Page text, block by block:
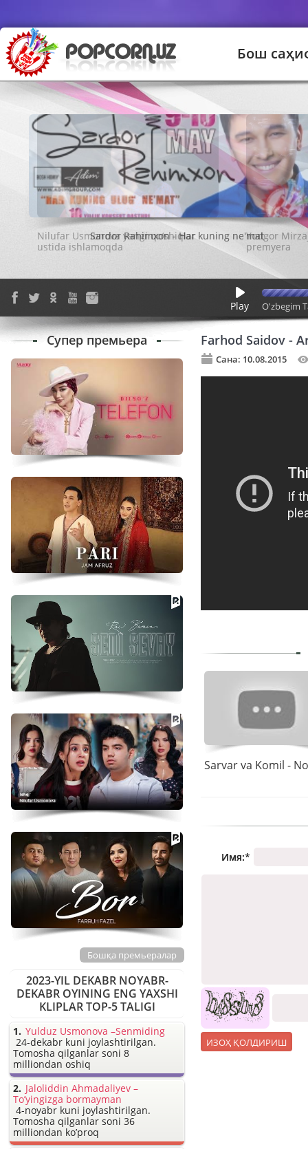
Бош
Sardor Rahimxon - Har kuning ne'mat
Play O'zbegim
Farhod Saidov -
Сана: 10.08.2015
Имя:*
Супер премьера
Бошқа премьералар
2023-YIL DEKABR NOYABR-
DEKABR OYINING ENG YAXSHI
KLIPLAR TOP-5 TALIGI
Yulduz Usmonova –Senmiding
24-dekabr kuni joylashtirilgan.
Tomosha qilganlar soni 8
milliondan oshiq
Jaloliddin Ahmadaliyev –
To’yingizga bormayman
4-noyabr kuni joylashtirilgan.
Tomosha qilganlar soni 36
milliondan ko’proq